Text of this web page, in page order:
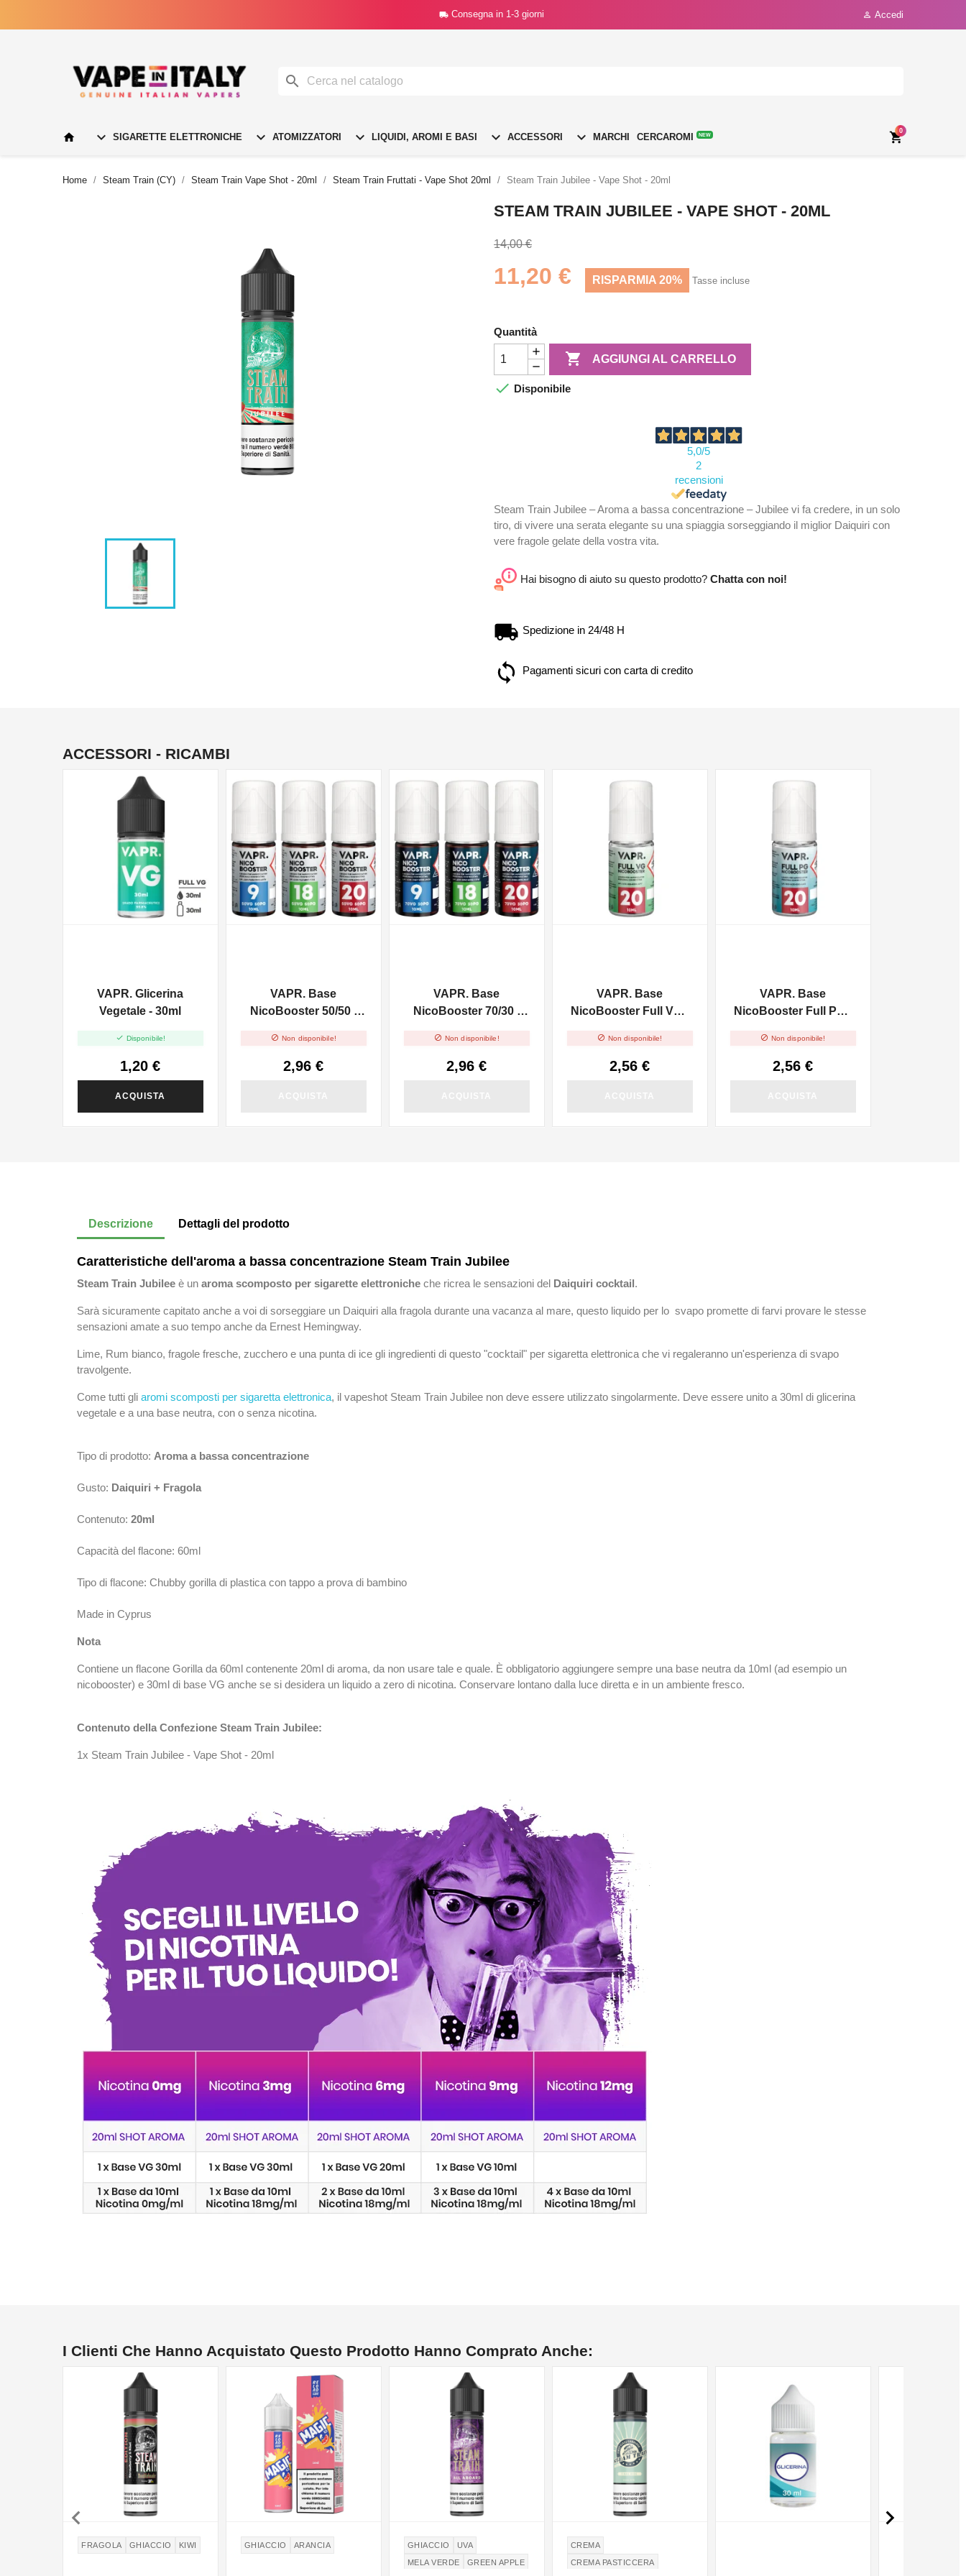
 Consegna in 1-3 giorni  Accedi

  SIGARETTE ELETTRONICHE  ATOMIZZATORI  LIQUIDI, AROMI E BASI  ACCESSORI  MARCHI CERCAROMI NEW 
0
Home Steam Train (CY) Steam Train Vape Shot - 20ml Steam Train Fruttati - Vape Shot 20ml Steam Train Jubilee - Vape Shot - 20ml
STEAM TRAIN JUBILEE - VAPE SHOT - 20ML
14,00 €
11,20 € RISPARMIA 20% Tasse incluse
Quantità
 AGGIUNGI AL CARRELLO
 Disponibile
5,0/5
2
recensioni
Steam Train Jubilee – Aroma a bassa concentrazione – Jubilee vi fa credere, in un solo
tiro, di vivere una serata elegante su una spiaggia sorseggiando il miglior Daiquiri con
vere fragole gelate della vostra vita.
Hai bisogno di aiuto su questo prodotto? Chatta con noi!
Spedizione in 24/48 H
Pagamenti sicuri con carta di credito
ACCESSORI - RICAMBI
VAPR. Glicerina
Vegetale - 30ml
 Disponibile!
1,20 €
ACQUISTA
VAPR. Base
NicoBooster 50/50 -
 Non disponibile!
2,96 €
VAPR. Base
NicoBooster 70/30 -
 Non disponibile!
2,96 €
VAPR. Base
NicoBooster Full VG -
 Non disponibile!
2,56 €
VAPR. Base
NicoBooster Full PG -
 Non disponibile!
2,56 €
Descrizione Dettagli del prodotto
Caratteristiche dell'aroma a bassa concentrazione Steam Train Jubilee
Steam Train Jubilee è un aroma scomposto per sigarette elettroniche che ricrea le sensazioni del Daiquiri cocktail.
Sarà sicuramente capitato anche a voi di sorseggiare un Daiquiri alla fragola durante una vacanza al mare, questo liquido per lo svapo promette di farvi provare le stesse
sensazioni amate a suo tempo anche da Ernest Hemingway.
Lime, Rum bianco, fragole fresche, zucchero e una punta di ice gli ingredienti di questo "cocktail" per sigaretta elettronica che vi regaleranno un'esperienza di svapo
travolgente.
Come tutti gli aromi scomposti per sigaretta elettronica, il vapeshot Steam Train Jubilee non deve essere utilizzato singolarmente. Deve essere unito a 30ml di glicerina
vegetale e a una base neutra, con o senza nicotina.
Tipo di prodotto: Aroma a bassa concentrazione
Gusto: Daiquiri + Fragola
Contenuto: 20ml
Capacità del flacone: 60ml
Tipo di flacone: Chubby gorilla di plastica con tappo a prova di bambino
Made in Cyprus
Nota
Contiene un flacone Gorilla da 60ml contenente 20ml di aroma, da non usare tale e quale. È obbligatorio aggiungere sempre una base neutra da 10ml (ad esempio un
nicobooster) e 30ml di base VG anche se si desidera un liquido a zero di nicotina. Conservare lontano dalla luce diretta e in un ambiente fresco.
Contenuto della Confezione Steam Train Jubilee:
1x Steam Train Jubilee - Vape Shot - 20ml
I Clienti Che Hanno Acquistato Questo Prodotto Hanno Comprato Anche:
FRAGOLA GHIACCIO KIWI GHIACCIO ARANCIA GHIACCIO
UVA
MELA VERDE
GREEN APPLE
CREMA
CREMA PASTICCERA
NON DISPONIBILE
 